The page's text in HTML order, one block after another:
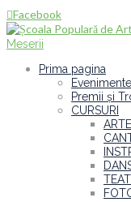
Facebook
Meserii
Prima pagina
Evenimente
Premii și
CURSURI